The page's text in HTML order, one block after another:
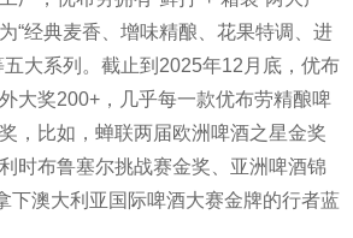
“经典麦香、增味精酿、花果特调、进
五大系列。截止到2025年12月底，优布
大奖200+，几乎每一款优布劳精酿啤
，比如，蝉联两届欧洲啤酒之星金奖
时布鲁塞尔挑战赛金奖、亚洲啤酒锦
下澳大利亚国际啤酒大赛金牌的行者蓝